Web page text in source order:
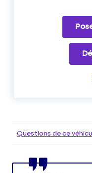
Questions de ce